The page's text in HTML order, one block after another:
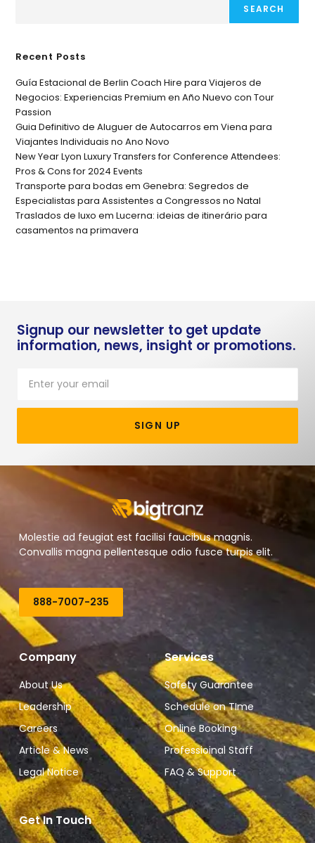
SEARCH
Recent Posts
Guía Estacional de Berlin Coach Hire para Viajeros de
Negocios: Experiencias Premium en Año Nuevo con Tour
Passion
Guia Definitivo de Aluguer de Autocarros em Viena para
Viajantes Individuais no Ano Novo
New Year Lyon Luxury Transfers for Conference Attendees:
Pros & Cons for 2024 Events
Transporte para bodas em Genebra: Segredos de
Especialistas para Assistentes a Congressos no Natal
Traslados de luxo em Lucerna: ideias de itinerário para
casamentos na primavera
Signup our newsletter to get update
information, news, insight or promotions.
SIGN UP
Molestie ad feugiat est facilisi faucibus magnis.
Convallis magna pellentesque odio fusce turpis elit.
888-7007-235
Company
About Us
Leadership
Careers
Article & News
Legal Notice
Services
Safety Guarantee
Schedule on TIme
Online Booking
Professioinal Staff
FAQ & Support
Get In Touch